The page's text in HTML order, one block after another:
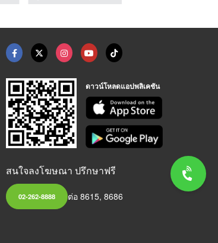
ดาวน์โหลดแอปพลิเคชัน
สนใจลงโฆษณา ปรึกษาฟรี
02-262-8888 ต่อ 8615, 8686